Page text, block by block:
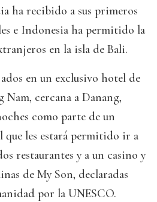
ha recibido a sus primeros
e Indonesia ha permitido la
en la isla de Bali.
en un exclusivo hotel de
cercana a Danang,
como parte de un
que les estará permitido ir a
restaurantes y a un casino y
de My Son, declaradas
por la UNESCO.